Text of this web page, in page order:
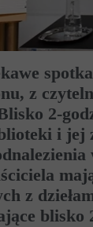
z
2-
i jej
z
blisko